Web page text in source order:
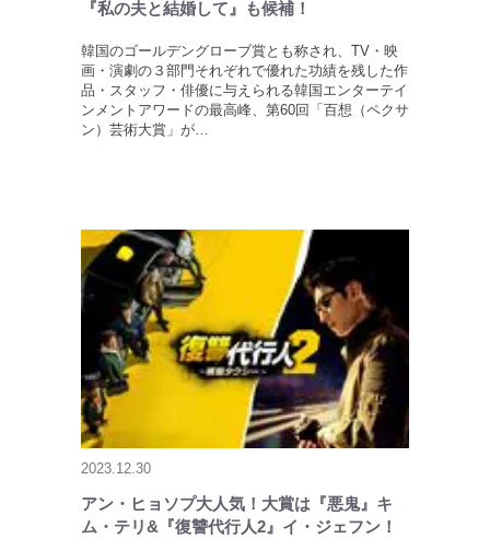
『私の夫と結婚して』も候補！
韓国のゴールデングローブ賞とも称され、TV・映
画・演劇の３部門それぞれで優れた功績を残した作
品・スタッフ・俳優に与えられる韓国エンターテイ
ンメントアワードの最高峰、第60回「百想（ペクサ
ン）芸術大賞」が…
2023.12.30
アン・ヒョソプ大人気！大賞は『悪鬼』キ
ム・テリ&『復讐代行人2』イ・ジェフン！